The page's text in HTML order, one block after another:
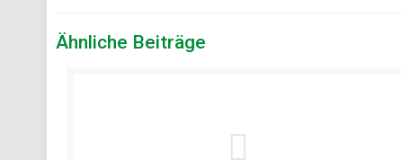
Ähnliche Beiträge